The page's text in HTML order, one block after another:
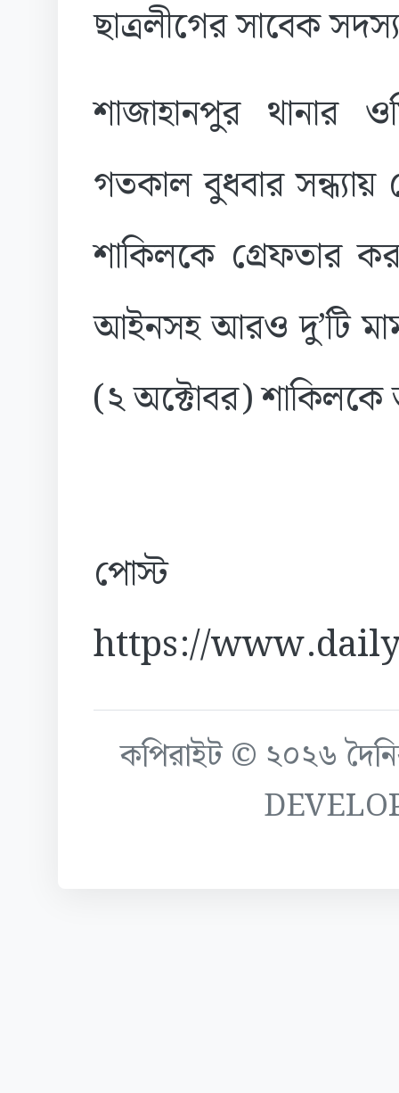
ছাত্রলীগের সাবেক
শাজাহানপুর থানার
গতকাল বুধবার
শাকিলকে গ্রেফতার
আইনসহ আরও দু’টি
(২ অক্টোবর) শাকিলকে
https://
কপিরাইট © ২০২৬